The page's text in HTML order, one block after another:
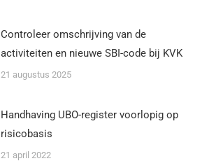
Controleer omschrijving van de
activiteiten en nieuwe SBI-code bij KVK
21 augustus 2025
Handhaving UBO-register voorlopig op
risicobasis
21 april 2022